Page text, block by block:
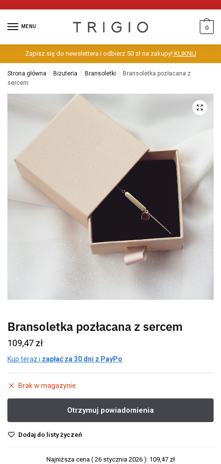
MENU 0
Zapisz się do newslettera i odbierz 50 zł na zakupy!KLIKNIJ
Strona główna / Biżuteria / Bransoletki /
Bransoletka pozłacana z
sercem
Bransoletka pozłacana z sercem
109,47 zł
Kup teraz i zapłać za 30 dni z PayPo
Brak w magazynie
Dodaj do listy życzeń
Najniższa cena (26 stycznia 2026): 109,47 zł